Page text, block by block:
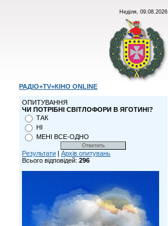
Неділя, 09.08.2026
РАДІО+TV+КІНО ONLINE
ОПИТУВАННЯ
ЧИ ПОТРІБНІ СВІТЛОФОРИ В ЯГОТИНІ?
ТАК
НІ
МЕНІ ВСЕ-ОДНО
Результати | Архів опитувань
Всього відповідей: 296